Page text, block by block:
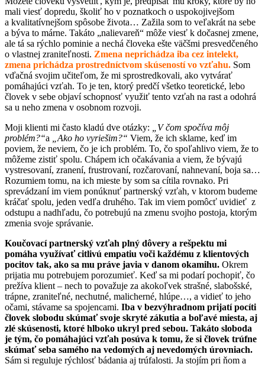
mali viesť dopredu, školiť ho v poznatkoch o uspokojivejšom
a kvalitatívnejšom spôsobe života… Zažila som to veľakrát na sebe
a býva to márne. Takáto „nalievareň“ môže viesť k dočasnej zmene,
ale tá sa rýchlo pominie a nechá človeka ešte väčšmi presvedčeného
o vlastnej zraniteľnosti. Zmena neprichádza iba cez intelekt,
zmena prichádza prostredníctvom skúseností vo vzťahu. Som
vďačná svojim učiteľom, že mi sprostredkovali, ako vytvárať
pomáhajúci vzťah. To je ten, ktorý predčí všetko teoretické, lebo
človek v sebe objaví schopnosť využiť tento vzťah na rast a odohrá
sa u neho zmena v osobnom rozvoji.
Moji klienti mi často kladú dve otázky:
„V čom spočíva môj
problém?“a „Ako ho vyriešim?“ Viem, že ich sklame, keď im
poviem, že neviem, čo je ich problém. To, čo spoľahlivo viem, že to
môžeme zistiť spolu. Chápem ich očakávania a viem, že bývajú
vystresovaní, zranení, frustrovaní, rozčarovaní, nahnevaní, boja sa…
Rozumiem tomu, na ich mieste by som sa cítila rovnako. Pri
sprevádzaní im viem ponúknuť partnerský vzťah, v ktorom budeme
kráčať spolu, jeden vedľa druhého. Tak im viem pomôcť uvidieť z
odstupu a nadhľadu, čo potrebujú na zmenu svojho postoja, ktorým
zmenia svoje správanie.
Koučovací partnerský vzťah plný dôvery a rešpektu mi
pomáha využívať citlivú empatiu voči každému z klientových
pocitov tak, ako sa mu práve javia v danom okamihu. Okrem
prijatia mu potrebujem porozumieť. Keď sa mi podarí pochopiť, čo
prežíva klient – nech to považuje za akokoľvek strašné, slabošské,
trápne, zraniteľné, nechutné, malicherné, hlúpe…, a vidieť to jeho
očami, stávame sa spojencami. Iba v bezvýhradnom prijatí pocíti
človek slobodu skúmať svoje skryté zákutia a boľavé miesta, aj
zlé skúsenosti, ktoré hlboko ukryl pred sebou. Takáto sloboda
je tým, čo pomáhajúci vzťah posúva k tomu, že si človek trúfne
skúmať seba samého na vedomých aj nevedomých úrovniach.
Sám si reguluje rýchlosť bádania aj trúfalosti. Ja stojím pri ňom a